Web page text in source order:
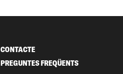
CONTACTE
PREGUNTES FREQÜENTS